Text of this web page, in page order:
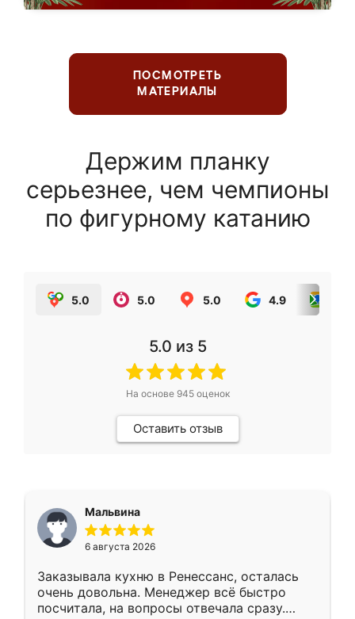
ПОСМОТРЕТЬ
МАТЕРИАЛЫ
Держим планку
серьезнее, чем чемпионы
по фигурному катанию
5.0 5.0 5.0 4.9
5.0 из 5
На основе 945оценок
Оставить отзыв
Мальвина
6 августа 2026
Заказывала кухню в Ренессанс, осталась
очень довольна. Менеджер всё быстро
посчитала, на вопросы отвечала сразу.